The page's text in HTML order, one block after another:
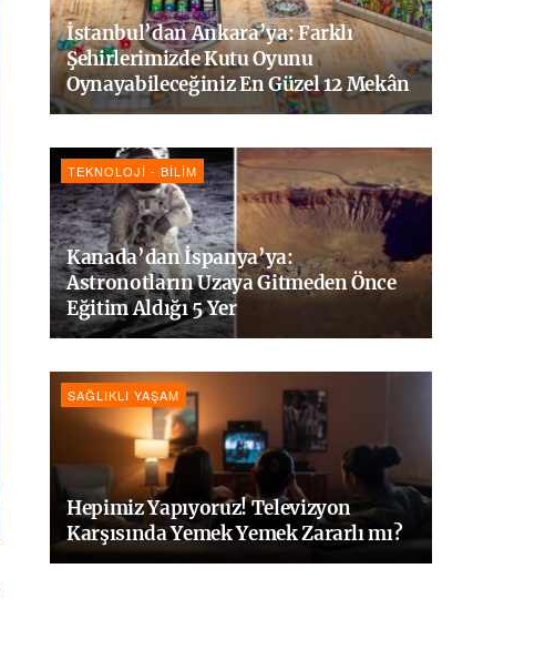
İstanbul’dan Ankara’ya: Farklı
Şehirlerimizde Kutu Oyunu
Oynayabileceğiniz En Güzel 12 Mekân
TEKNOLOJI - BILIM
Kanada’dan İspanya’ya:
Astronotların Uzaya Gitmeden Önce
Eğitim Aldığı 5 Yer
SAĞLIKLI YAŞAM
Hepimiz Yapıyoruz! Televizyon
Karşısında Yemek Yemek Zararlı mı?